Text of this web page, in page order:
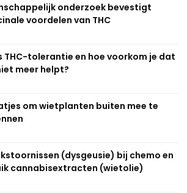
onderzoek bevestigt
voordelen van THC
THC-tolerantie en hoe voorkom je dat
meer helpt?
om wietplanten buiten mee te
(dysgeusie) bij chemo en
cannabisextracten (wietolie)